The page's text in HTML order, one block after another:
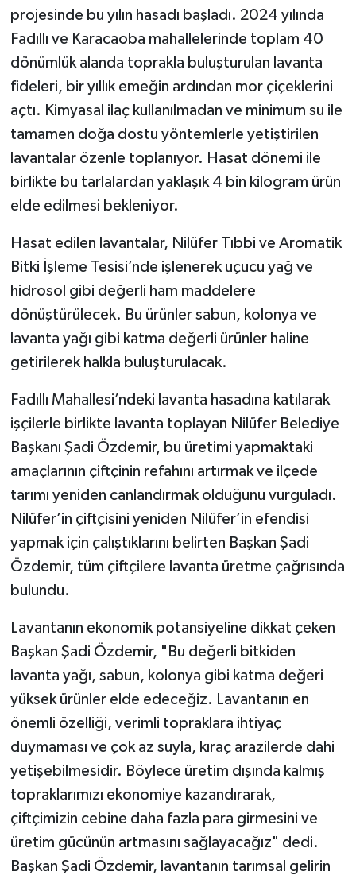
projesinde bu yılın hasadı başladı. 2024 yılında
Fadıllı ve Karacaoba mahallelerinde toplam 40
dönümlük alanda toprakla buluşturulan lavanta
fideleri, bir yıllık emeğin ardından mor çiçeklerini
açtı. Kimyasal ilaç kullanılmadan ve minimum su ile
tamamen doğa dostu yöntemlerle yetiştirilen
lavantalar özenle toplanıyor. Hasat dönemi ile
birlikte bu tarlalardan yaklaşık 4 bin kilogram ürün
elde edilmesi bekleniyor.
Hasat edilen lavantalar, Nilüfer Tıbbi ve Aromatik
Bitki İşleme Tesisi’nde işlenerek uçucu yağ ve
hidrosol gibi değerli ham maddelere
dönüştürülecek. Bu ürünler sabun, kolonya ve
lavanta yağı gibi katma değerli ürünler haline
getirilerek halkla buluşturulacak.
Fadıllı Mahallesi’ndeki lavanta hasadına katılarak
işçilerle birlikte lavanta toplayan Nilüfer Belediye
Başkanı Şadi Özdemir, bu üretimi yapmaktaki
amaçlarının çiftçinin refahını artırmak ve ilçede
tarımı yeniden canlandırmak olduğunu vurguladı.
Nilüfer’in çiftçisini yeniden Nilüfer’in efendisi
yapmak için çalıştıklarını belirten Başkan Şadi
Özdemir, tüm çiftçilere lavanta üretme çağrısında
bulundu.
Lavantanın ekonomik potansiyeline dikkat çeken
Başkan Şadi Özdemir, "Bu değerli bitkiden
lavanta yağı, sabun, kolonya gibi katma değeri
yüksek ürünler elde edeceğiz. Lavantanın en
önemli özelliği, verimli topraklara ihtiyaç
duymaması ve çok az suyla, kıraç arazilerde dahi
yetişebilmesidir. Böylece üretim dışında kalmış
topraklarımızı ekonomiye kazandırarak,
çiftçimizin cebine daha fazla para girmesini ve
üretim gücünün artmasını sağlayacağız" dedi.
Başkan Şadi Özdemir, lavantanın tarımsal gelirin